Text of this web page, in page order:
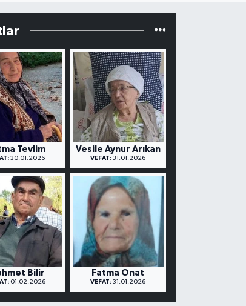
Tevlim
30.01.2026
Vesile Aynur Arıkan
VEFAT: 31.01.2026
Bilir
01.02.2026
Fatma Onat
VEFAT: 31.01.2026